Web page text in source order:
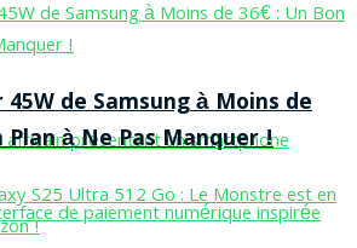
de Samsung à Moins de
Plan à Ne Pas Manquer !